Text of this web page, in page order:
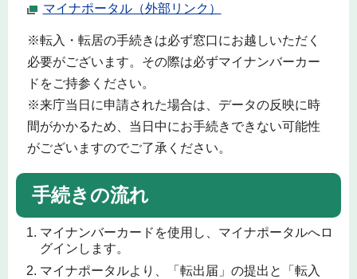
マイナポータル（外部リンク）
※転入・転居の手続きは必ず窓口にお越しいただく
必要がございます。その際は必ずマイナンバーカー
ドをご持参ください。
※来庁当日に申請された場合は、データの反映に時
間がかかるため、当日中にお手続きできない可能性
がございますのでご了承ください。
手続きの流れ
マイナンバーカードを使用し、マイナポータルへロ
グインします。
マイナポータルより、「転出届」の提出と「転入